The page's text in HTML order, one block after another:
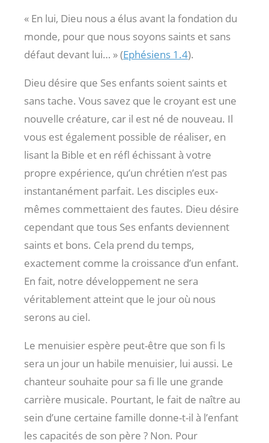
« En lui, Dieu nous a élus avant la fondation du
monde, pour que nous soyons saints et sans
défaut devant lui… » (Ephésiens 1.4).
Dieu désire que Ses enfants soient saints et
sans tache. Vous savez que le croyant est une
nouvelle créature, car il est né de nouveau. Il
vous est également possible de réaliser, en
lisant la Bible et en réfl échissant à votre
propre expérience, qu’un chrétien n’est pas
instantanément parfait. Les disciples eux-
mêmes commettaient des fautes. Dieu désire
cependant que tous Ses enfants deviennent
saints et bons. Cela prend du temps,
exactement comme la croissance d’un enfant.
En fait, notre développement ne sera
véritablement atteint que le jour où nous
serons au ciel.
Le menuisier espère peut-être que son fi ls
sera un jour un habile menuisier, lui aussi. Le
chanteur souhaite pour sa fi lle une grande
carrière musicale. Pourtant, le fait de naître au
sein d’une certaine famille donne-t-il à l’enfant
les capacités de son père ? Non. Pour